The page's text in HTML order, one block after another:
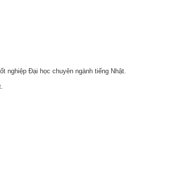
nghiệp Đại học chuyên ngành tiếng Nhật.